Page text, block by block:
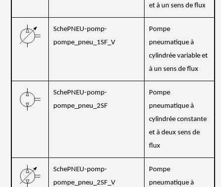
et à un sens de flux
SchePNEU-pomp-
pompe_pneu_1SF_V
Pompe
pneumatique à
cylindrée variable et
à un sens de flux
SchePNEU-pomp-
pompe_pneu_2SF
Pompe
pneumatique à
cylindrée constante
et à deux sens de
flux
SchePNEU-pomp-
pompe_pneu_2SF_V
Pompe
pneumatique à